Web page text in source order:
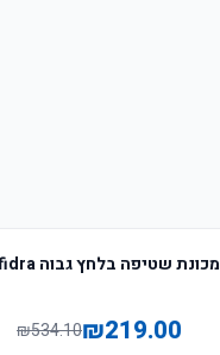
מכונת שטיפה בלחץ גבוה Yofidra
₪219.00
₪534.10